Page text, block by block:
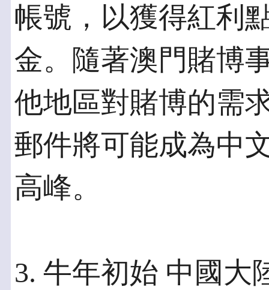
帳號，以獲得紅利
金。隨著澳門賭博
他地區對賭博的需
郵件將可能成為中
高峰。
3. 牛年初始 中國大